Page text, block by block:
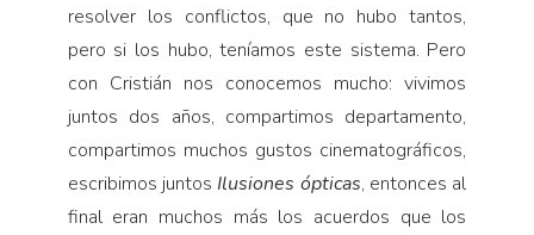
resolver los conflictos, que no hubo tantos,
pero si los hubo, teníamos este sistema. Pero
con Cristián nos conocemos mucho: vivimos
juntos dos años, compartimos departamento,
compartimos muchos gustos cinematográficos,
escribimos juntos Ilusiones ópticas, entonces al
final eran muchos más los acuerdos que los